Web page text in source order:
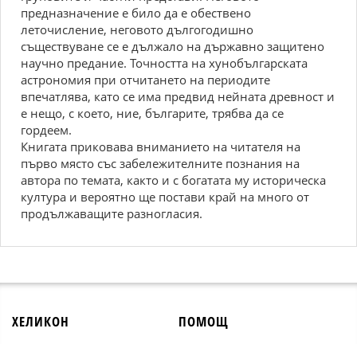
предназначение е било да е обествено
леточисление, неговото дългогодишно
съществуване се е дължало на държавно защитено
научно предание. Точността на хунобългарската
астрономия при отчитането на периодите
впечатлява, като се има предвид нейната древност и
е нещо, с което, ние, българите, трябва да се
гордеем.
Книгата приковава вниманието на читателя на
първо място със забележителните познания на
автора по темата, както и с богатата му историческа
култура и вероятно ще постави край на много от
продължаващите разногласия.
ХЕЛИКОН ПОМОЩ